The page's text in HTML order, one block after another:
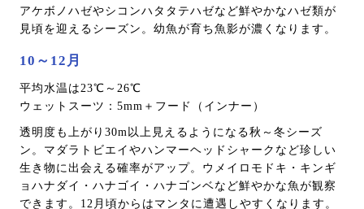
アケボノハゼやシコンハタタテハゼなど鮮やかなハゼ類が
見頃を迎えるシーズン。幼魚が育ち魚影が濃くなります。
10～12月
平均水温は23℃～26℃
ウェットスーツ：5mm＋フード（インナー）
透明度も上がり30m以上見えるようになる秋～冬シーズ
ン。マダラトビエイやハンマーヘッドシャークなど珍しい
生き物に出会える確率がアップ。ウメイロモドキ・キンギ
ョハナダイ・ハナゴイ・ハナゴンベなど鮮やかな魚が観察
できます。12月頃からはマンタに遭遇しやすくなります。